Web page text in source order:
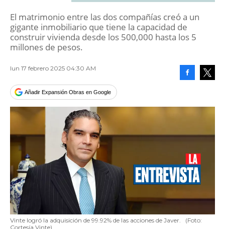
El matrimonio entre las dos compañías creó a un
gigante inmobiliario que tiene la capacidad de
construir vivienda desde los 500,000 hasta los 5
millones de pesos.
lun 17 febrero 2025 04:30 AM
Añadir Expansión Obras en Google
Vinte logró la adquisición de 99.92% de las acciones de Javer.
(Foto:
Cortesía Vinte)